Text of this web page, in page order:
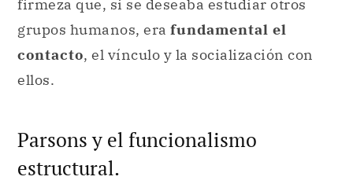
firmeza que, si se deseaba estudiar otros
grupos humanos, era fundamental el
contacto, el vínculo y la socialización con
ellos.
Parsons y el funcionalismo
estructural.